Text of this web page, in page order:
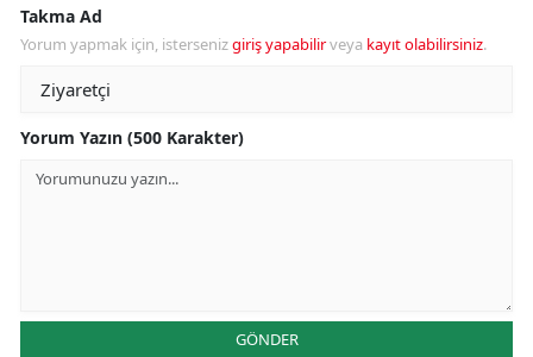
Takma Ad
Yorum yapmak için, istersenizgiriş yapabilirveya kayıt olabilirsiniz.
Yorum Yazın (500 Karakter)
GÖNDER